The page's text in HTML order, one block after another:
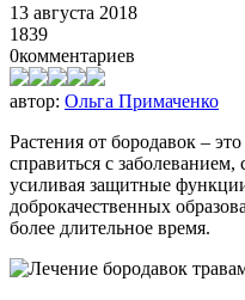
13 августа 2018
1839
0комментариев
автор: Ольга Примаченко
Растения от бородавок –
справиться с
усиливая защитные
доброкачественных
более длительное время.